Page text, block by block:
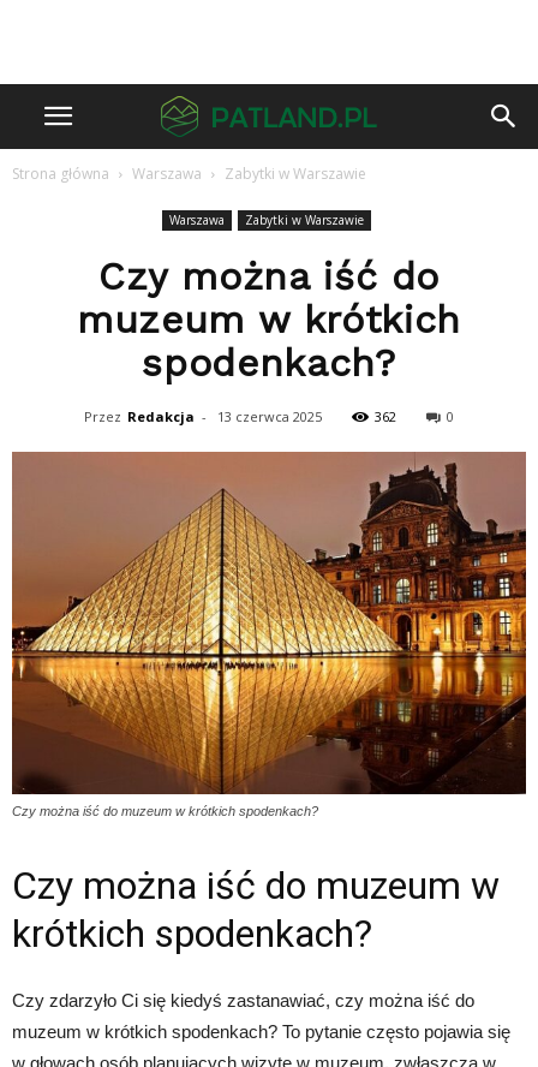
Strona główna Warszawa Zabytki w Warszawie
Warszawa Zabytki w Warszawie
Czy można iść do
muzeum w krótkich
spodenkach?
Przez Redakcja - 13 czerwca 2025 362 0
Czy można iść do muzeum w krótkich spodenkach?
Czy można iść do muzeum w
krótkich spodenkach?
Czy zdarzyło Ci się kiedyś zastanawiać, czy można iść do
muzeum w krótkich spodenkach? To pytanie często pojawia się
w głowach osób planujących wizytę w muzeum, zwłaszcza w